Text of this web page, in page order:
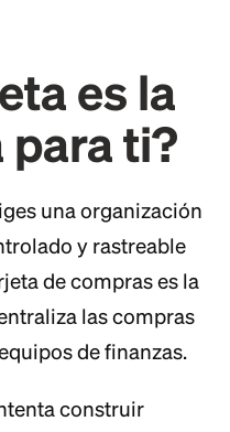
es la
para ti?
una organización
y rastreable
de compras es la
las compras
de finanzas.
construir